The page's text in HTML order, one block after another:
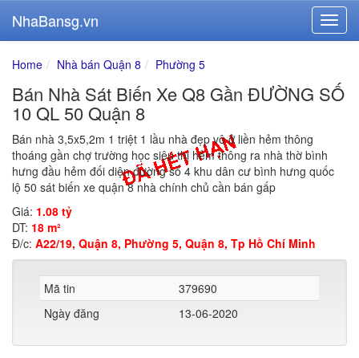
NhaBansg.vn
Home Nhà bán Quận 8 Phường 5
Bán Nhà Sát Biến Xe Q8 Gần ĐƯỜNG SỐ
10 QL 50 Quận 8
Bán nhà 3,5x5,2m 1 triệt 1 lầu nhà đẹp vô ở liền hẻm thông
thoáng gần chợ trường học siêu thị hẻm thông ra nhà thờ bình
hưng đầu hẻm đối diện đường số 4 khu dân cư bình hưng quốc
lộ 50 sát biến xe quận 8 nhà chính chủ cần bán gấp
Giá: 1.08 tỷ
DT: 18 m²
Đ/c: A22/19, Quận 8, Phường 5, Quận 8, Tp Hồ Chí Minh
Mã tin
379690
Ngày đăng
13-06-2020